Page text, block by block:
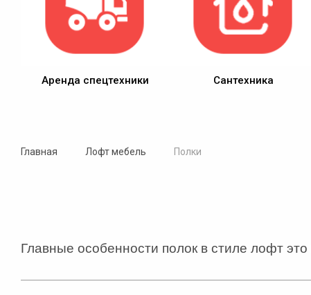
Аренда спецтехники Сантехника
Главная Лофт мебель Полки
Главные особенности полок в стиле лофт